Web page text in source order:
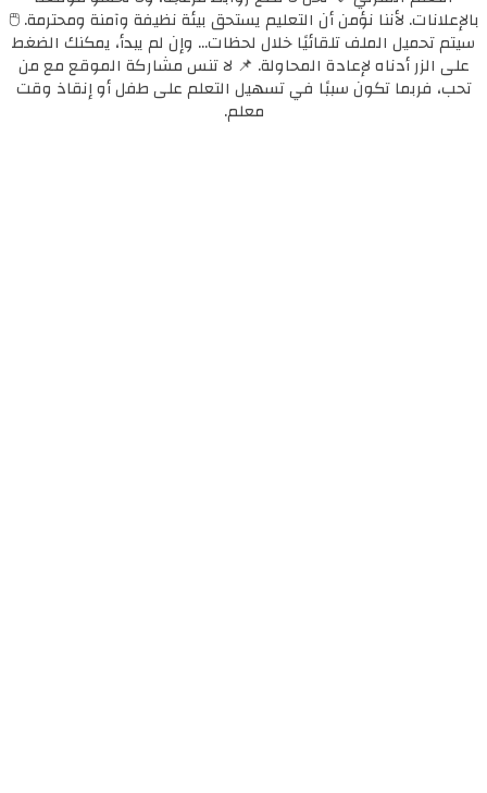
بالإعلانات. لأننا نؤمن أن التعليم يستحق بيئة نظيفة وآمنة ومحترمة. 🖱️
سيتم تحميل الملف تلقائيًا خلال لحظات... وإن لم يبدأ، يمكنك الضغط
على الزر أدناه لإعادة المحاولة. 📌 لا تنس مشاركة الموقع مع من
تحب، فربما تكون سببًا في تسهيل التعلم على طفل أو إنقاذ وقت
معلم.